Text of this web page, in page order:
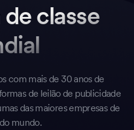
classe
com mais de 30 anos de
de leilão de publicidade
das maiores empresas de
mundo.